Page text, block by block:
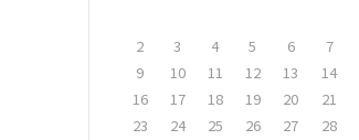
2
3 4 5 6 7
9
10 11 12 13 14
16
17 18 19 20 21
23
24 25 26 27 28